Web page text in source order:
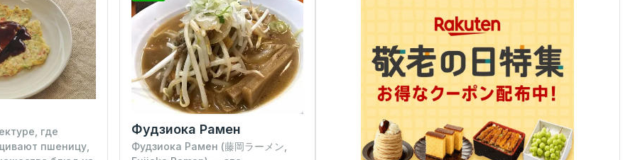
где
пшеницу,
Фудзиока Рамен
Фудзиока Рамен (藤岡ラーメン,